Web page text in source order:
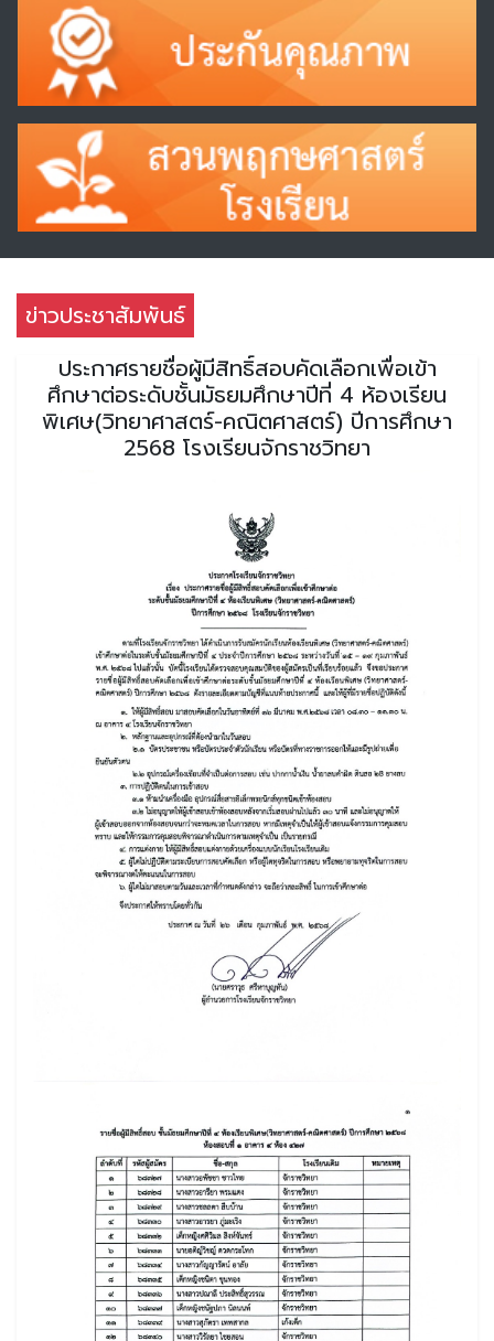
ข่าวประชาสัมพันธ์
ประกาศรายชื่อผู้มีสิทธิ์สอบคัดเลือกเพื่อเข้า
ศึกษาต่อระดับชั้นมัธยมศึกษาปีที่ 4 ห้องเรียน
พิเศษ(วิทยาศาสตร์-คณิตศาสตร์) ปีการศึกษา
2568 โรงเรียนจักราชวิทยา